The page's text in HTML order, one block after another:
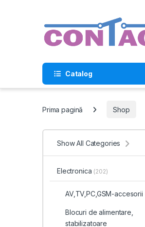
Catalog
Prima pagină Shop
Show All Categories
Electronica (202)
AV,TV,PC,GSM-accesorii
Blocuri de alimentare,
stabilizatoare